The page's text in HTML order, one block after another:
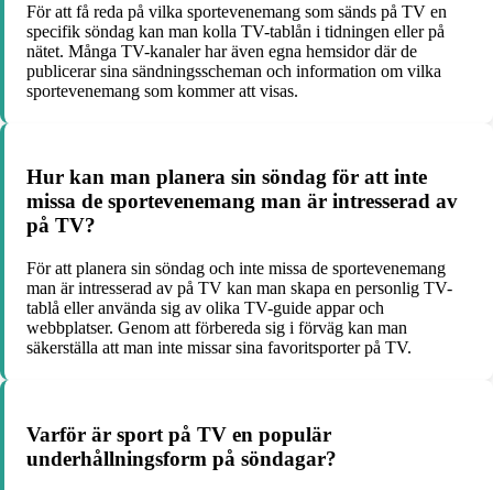
För att få reda på vilka sportevenemang som sänds på TV en
specifik söndag kan man kolla TV-tablån i tidningen eller på
nätet. Många TV-kanaler har även egna hemsidor där de
publicerar sina sändningsscheman och information om vilka
sportevenemang som kommer att visas.
Hur kan man planera sin söndag för att inte
missa de sportevenemang man är intresserad av
på TV?
För att planera sin söndag och inte missa de sportevenemang
man är intresserad av på TV kan man skapa en personlig TV-
tablå eller använda sig av olika TV-guide appar och
webbplatser. Genom att förbereda sig i förväg kan man
säkerställa att man inte missar sina favoritsporter på TV.
Varför är sport på TV en populär
underhållningsform på söndagar?